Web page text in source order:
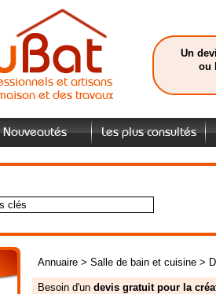
et artisans
et des travaux
Un
ou
Nouveautés Les plus consultés
Annuaire > Salle de bain et cuisine >
Besoin d'un devis gratuit pour la